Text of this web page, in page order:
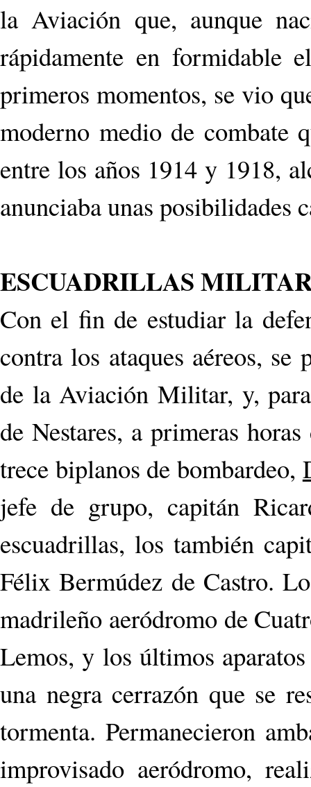
la Aviación que, aunque
rápidamente en formidable
primeros momentos, se vio
moderno medio de combate
entre los años 1914 y 1918,
anunciaba unas posibilidades
ESCUADRILLAS
Con el fin de estudiar la
contra los ataques aéreos,
de la Aviación Militar, y,
de Nestares, a primeras
trece biplanos de bombardeo,
jefe de grupo, capitán
escuadrillas, los también
Félix Bermúdez de Castro.
madrileño aeródromo de
Lemos, y los últimos
una negra cerrazón que se
tormenta. Permanecieron
improvisado aeródromo,